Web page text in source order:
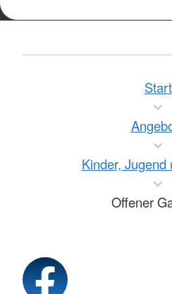
Start
Kinder, Jugend
Offener